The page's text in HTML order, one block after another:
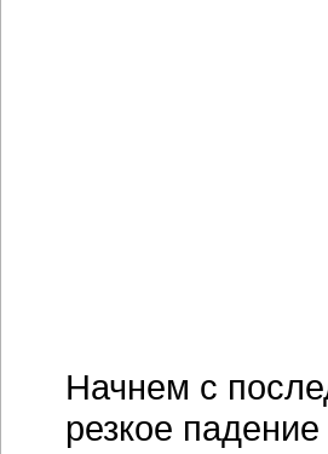
Начнем с
резкое